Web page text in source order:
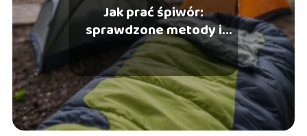
Jak prać śpiwór:
sprawdzone metody i
porady dla każdego
turysty